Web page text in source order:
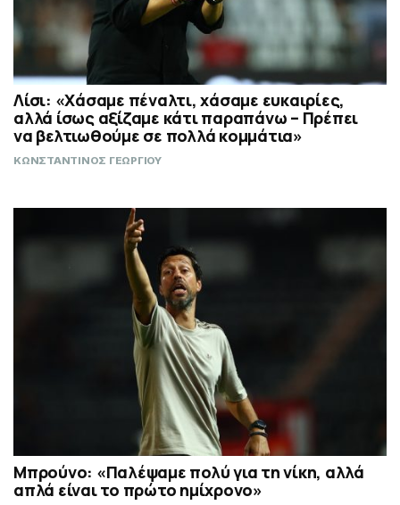
Λίσι: «Χάσαμε πέναλτι, χάσαμε ευκαιρίες,
αλλά ίσως αξίζαμε κάτι παραπάνω – Πρέπει
να βελτιωθούμε σε πολλά κομμάτια»
ΚΩΝΣΤΑΝΤΙΝΟΣ ΓΕΩΡΓΙΟΥ
Μπρούνο: «Παλέψαμε πολύ για τη νίκη, αλλά
απλά είναι το πρώτο ημίχρονο»